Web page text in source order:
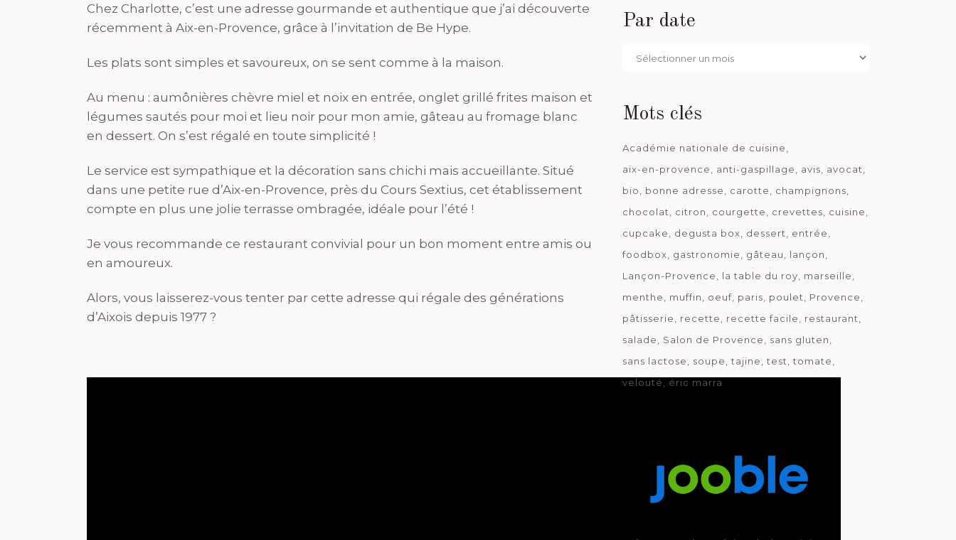
Chez Charlotte, c’est une adresse gourmande et authentique que j’ai découverte
récemment à Aix-en-Provence, grâce à l’invitation de Be Hype.
Les plats sont simples et savoureux, on se sent comme à la maison.
Au menu : aumônières chèvre miel et noix en entrée, onglet grillé frites maison et
légumes sautés pour moi et lieu noir pour mon amie, gâteau au fromage blanc
en dessert. On s’est régalé en toute simplicité !
Le service est sympathique et la décoration sans chichi mais accueillante. Situé
dans une petite rue d’Aix-en-Provence, près du Cours Sextius, cet établissement
compte en plus une jolie terrasse ombragée, idéale pour l’été !
Je vous recommande ce restaurant convivial pour un bon moment entre amis ou
en amoureux.
Alors, vous laisserez-vous tenter par cette adresse qui régale des générations
d’Aixois depuis 1977 ?
Par date
Par
Mots clés
Académie nationale de cuisine
aix-en-provence
anti-gaspillage avis
avocat
bio
bonne adresse carotte
champignons
chocolat
citron courgette crevettes
cuisine
cupcake
degusta box dessert
entrée
foodbox
gastronomie gâteau
lançon
Lançon-Provence
la table du roy
marseille
menthe
muffin oeuf paris poulet
Provence
pâtisserie
recette recette facile
restaurant
salade
Salon de Provence
sans gluten
sans lactose
soupe tajine test
tomate
velouté
éric marra